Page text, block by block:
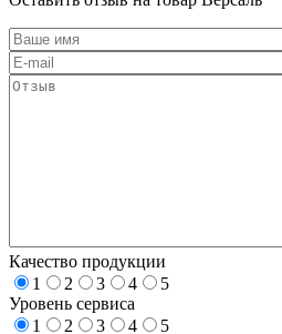
Качество продукции
1
2 3 4
5
Уровень сервиса
1
2 3 4 5